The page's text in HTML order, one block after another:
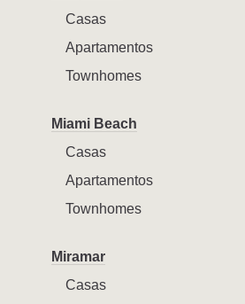
Casas
Apartamentos
Townhomes
Miami Beach
Casas
Apartamentos
Townhomes
Miramar
Casas